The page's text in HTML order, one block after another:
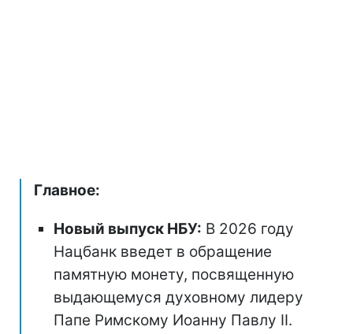
Главное:
Новый выпуск НБУ: В 2026 году
Нацбанк введет в обращение
памятную монету, посвященную
выдающемуся духовному лидеру
Папе Римскому Иоанну Павлу II.